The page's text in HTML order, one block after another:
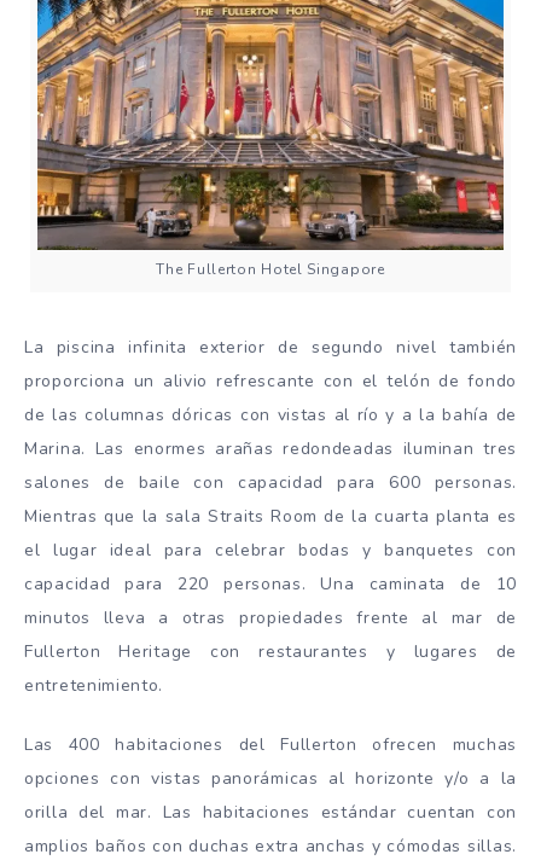
The Fullerton Hotel Singapore
La piscina infinita exterior de segundo nivel también
proporciona un alivio refrescante con el telón de fondo
de las columnas dóricas con vistas al río y a la bahía de
Marina. Las enormes arañas redondeadas iluminan tres
salones de baile con capacidad para 600 personas.
Mientras que la sala Straits Room de la cuarta planta es
el lugar ideal para celebrar bodas y banquetes con
capacidad para 220 personas. Una caminata de 10
minutos lleva a otras propiedades frente al mar de
Fullerton Heritage con restaurantes y lugares de
entretenimiento.
Las 400 habitaciones del Fullerton ofrecen muchas
opciones con vistas panorámicas al horizonte y/o a la
orilla del mar. Las habitaciones estándar cuentan con
amplios baños con duchas extra anchas y cómodas sillas.